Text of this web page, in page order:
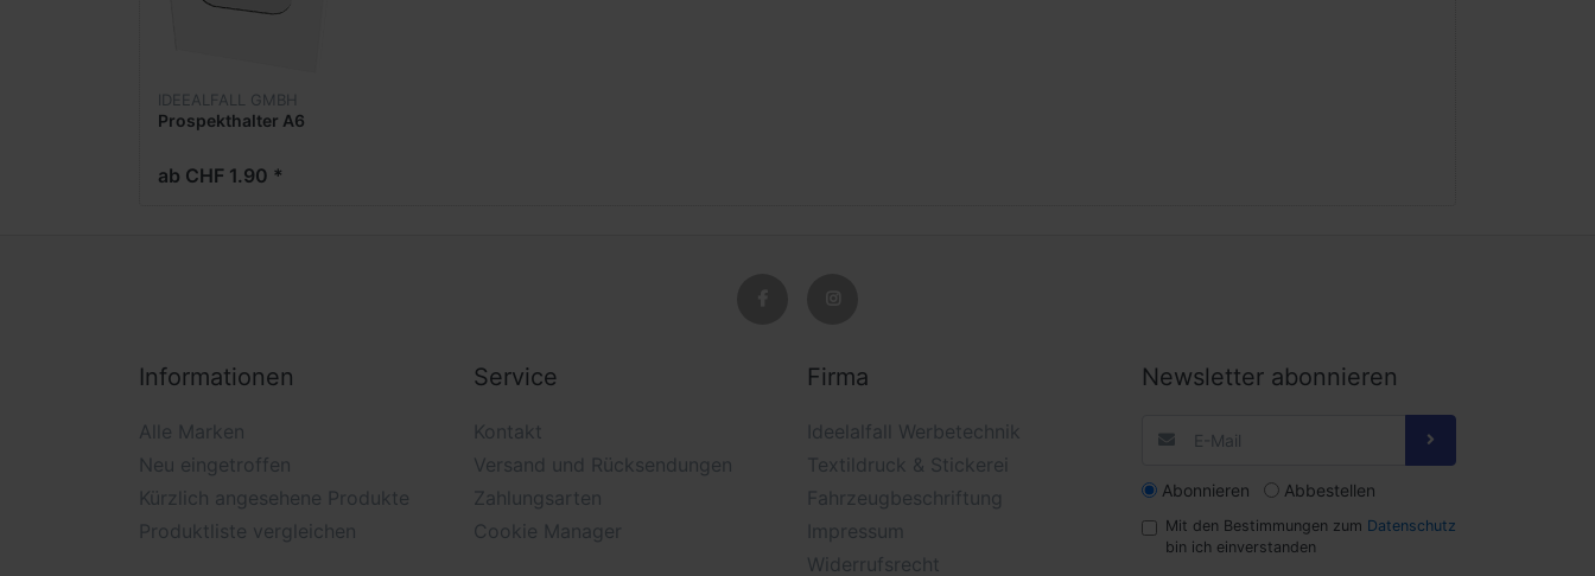
IDEEALFALL GMBH
Prospekthalter A6
ab CHF 1.90 *
Informationen
Alle Marken
Neu eingetroffen
Kürzlich angesehene Produkte
Produktliste vergleichen
Service
Kontakt
Versand und Rücksendungen
Zahlungsarten
Cookie Manager
Firma
Ideelalfall Werbetechnik
Textildruck & Stickerei
Fahrzeugbeschriftung
Impressum
Widerrufsrecht
Newsletter abonnieren
Abonnieren Abbestellen
Mit den Bestimmungen zum Datenschutz
bin ich einverstanden